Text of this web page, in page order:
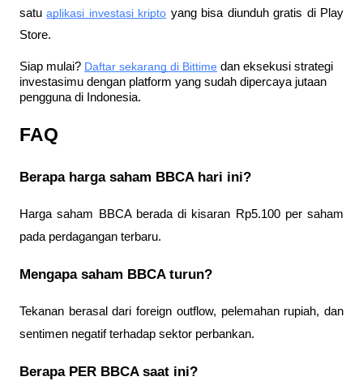
satu aplikasi investasi kripto yang bisa diunduh gratis di Play
Store.
Siap mulai? Daftar sekarang di Bittime dan eksekusi strategi
investasimu dengan platform yang sudah dipercaya jutaan
pengguna di Indonesia.
FAQ
Berapa harga saham BBCA hari ini?
Harga saham BBCA berada di kisaran Rp5.100 per saham
pada perdagangan terbaru.
Mengapa saham BBCA turun?
Tekanan berasal dari foreign outflow, pelemahan rupiah, dan
sentimen negatif terhadap sektor perbankan.
Berapa PER BBCA saat ini?